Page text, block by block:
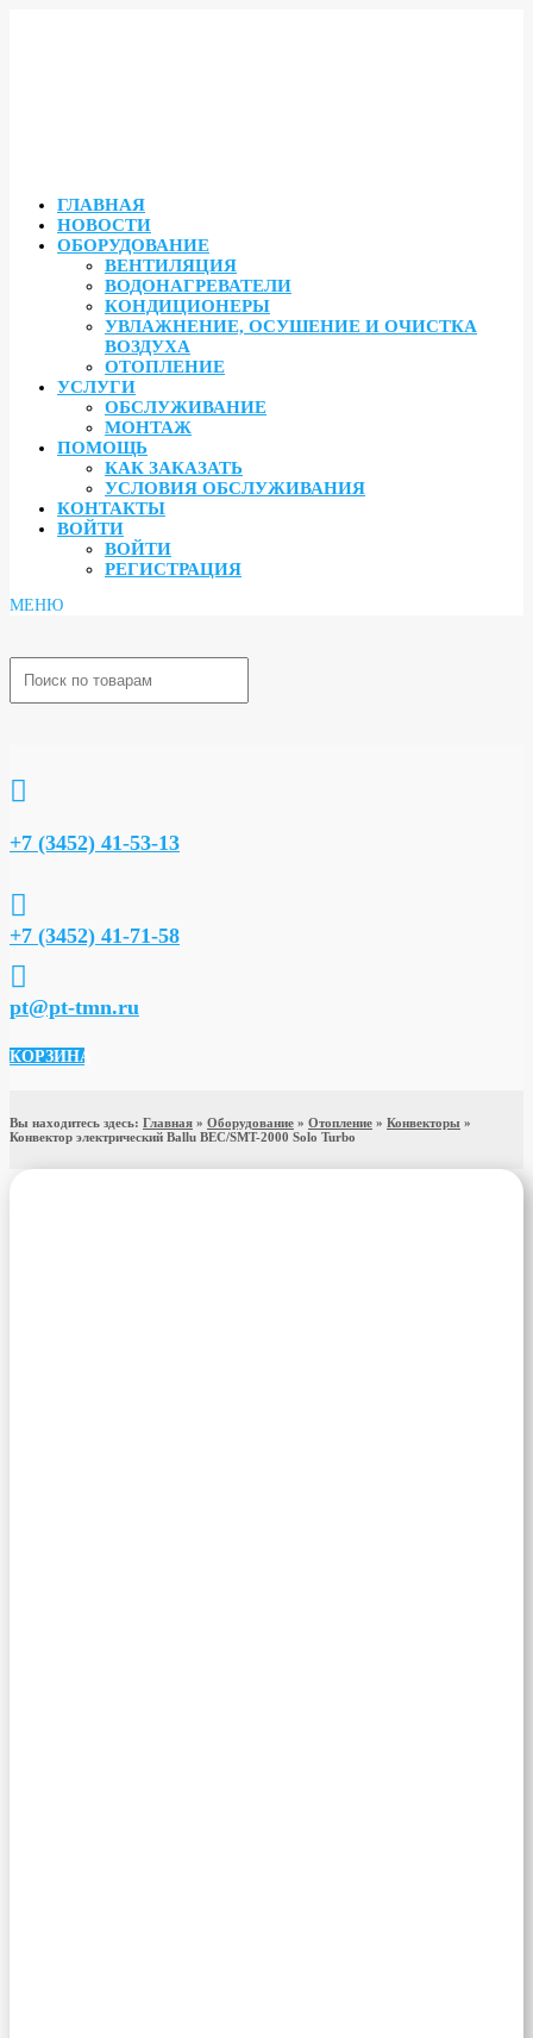
ГЛАВНАЯ
НОВОСТИ
ОБОРУДОВАНИЕ
ВЕНТИЛЯЦИЯ
ВОДОНАГРЕВАТЕЛИ
КОНДИЦИОНЕРЫ
УВЛАЖНЕНИЕ, ОСУШЕНИЕ И ОЧИСТКА
ВОЗДУХА
ОТОПЛЕНИЕ
УСЛУГИ
ОБСЛУЖИВАНИЕ
МОНТАЖ
ПОМОЩЬ
КАК ЗАКАЗАТЬ
УСЛОВИЯ ОБСЛУЖИВАНИЯ
КОНТАКТЫ
ВОЙТИ
ВОЙТИ
РЕГИСТРАЦИЯ

+7 (3452) 41-53-13

+7 (3452) 41-71-58

pt@pt-tmn.ru
КОРЗИНА
Вы находитесь здесь: Главная » Оборудование » Отопление » Конвекторы »
Конвектор электрический Ballu BEC/SMT-2000 Solo Turbo